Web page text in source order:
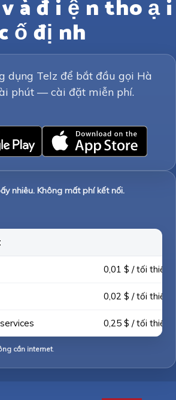
à đ i ệ n tho ạ i
ố đị nh
dụng Telz để bắt đầu gọi Hà
phút — cài đặt miễn phí.
nhiêu. Không mất phí kết nối.
0,01 $ / tối thiểu
0,02 $ / tối thiểu
0,25 $ / tối thiểu
cần internet.